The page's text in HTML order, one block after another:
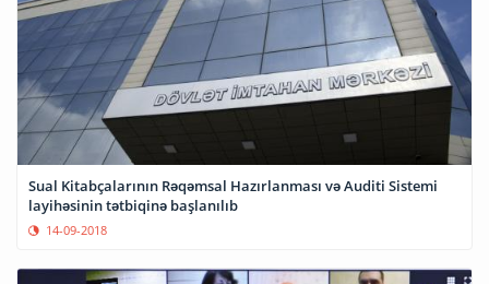
Sual Kitabçalarının Rəqəmsal Hazırlanması və Auditi Sistemi
layihəsinin tətbiqinə başlanılıb
14-09-2018